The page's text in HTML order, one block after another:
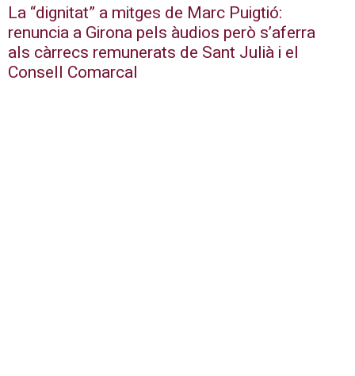
La “dignitat” a mitges de Marc Puigtió:
renuncia a Girona pels àudios però s’aferra
als càrrecs remunerats de Sant Julià i el
Consell Comarcal